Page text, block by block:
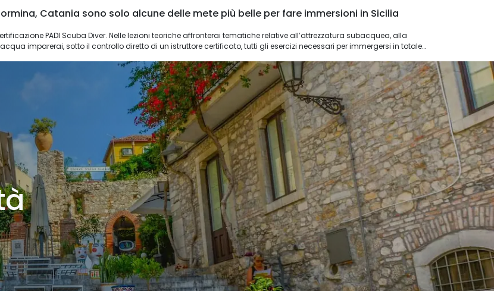
Catania sono solo alcune delle mete più belle per fare immersioni in Sicilia
PADI Scuba Diver. Nelle lezioni teoriche affronterai tematiche relative all’attrezzatura subacquea, alla
imparerai, sotto il controllo diretto di un istruttore certificato, tutti gli esercizi necessari per immergersi in totale